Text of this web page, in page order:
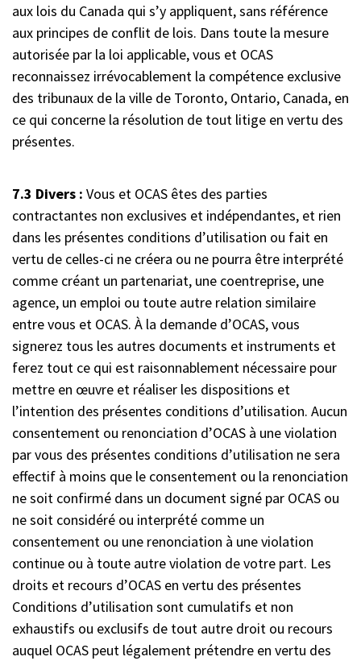
aux lois du Canada qui s’y appliquent, sans référence
aux principes de conflit de lois. Dans toute la mesure
autorisée par la loi applicable, vous et OCAS
reconnaissez irrévocablement la compétence exclusive
des tribunaux de la ville de Toronto, Ontario, Canada, en
ce qui concerne la résolution de tout litige en vertu des
présentes.
7.3 Divers : Vous et OCAS êtes des parties
contractantes non exclusives et indépendantes, et rien
dans les présentes conditions d’utilisation ou fait en
vertu de celles-ci ne créera ou ne pourra être interprété
comme créant un partenariat, une coentreprise, une
agence, un emploi ou toute autre relation similaire
entre vous et OCAS. À la demande d’OCAS, vous
signerez tous les autres documents et instruments et
ferez tout ce qui est raisonnablement nécessaire pour
mettre en œuvre et réaliser les dispositions et
l’intention des présentes conditions d’utilisation. Aucun
consentement ou renonciation d’OCAS à une violation
par vous des présentes conditions d’utilisation ne sera
effectif à moins que le consentement ou la renonciation
ne soit confirmé dans un document signé par OCAS ou
ne soit considéré ou interprété comme un
consentement ou une renonciation à une violation
continue ou à toute autre violation de votre part. Les
droits et recours d’OCAS en vertu des présentes
Conditions d’utilisation sont cumulatifs et non
exhaustifs ou exclusifs de tout autre droit ou recours
auquel OCAS peut légalement prétendre en vertu des